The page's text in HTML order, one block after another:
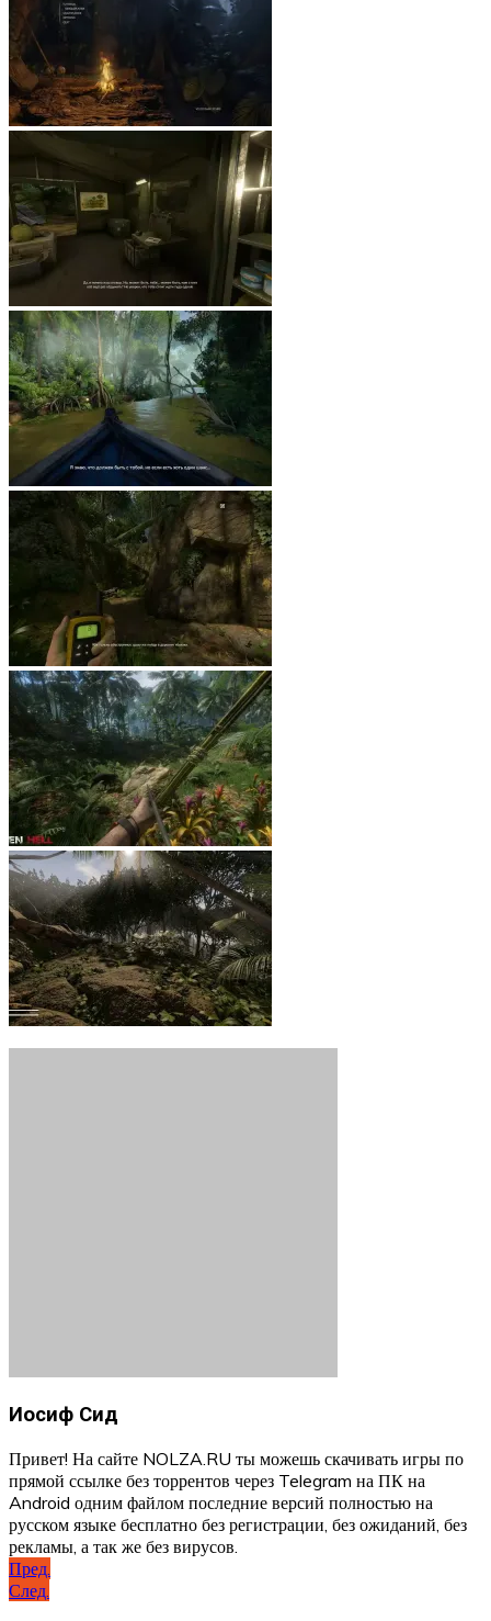
Иосиф Сид
Привет! На сайте NOLZA.RU ты можешь скачивать игры по
прямой ссылке без торрентов через Telegram на ПК на
Android одним файлом последние версий полностью на
русском языке бесплатно без регистрации, без ожиданий, без
рекламы, а так же без вирусов.
Навигация
по
Пред.
След.